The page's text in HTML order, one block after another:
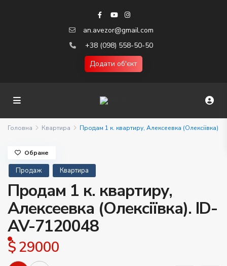
an.avezor@gmail.com
+38 (098) 558-50-50
Додати об'єкт
Головна Квартира Продам 1 к. квартиру, Алексеевка (Олексіївка)
Продаж Квартира
Продам 1 к. квартиру,
Алексеевка (Олексіївка). ID-
AV-7120048
$ 29000
Обране